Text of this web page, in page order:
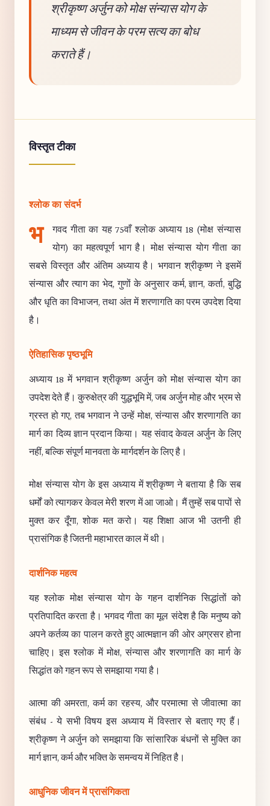
श्रीकृष्ण अर्जुन को मोक्ष संन्यास योग के
माध्यम से जीवन के परम सत्य का बोध
कराते हैं।
विस्तृत टीका
श्लोक का संदर्भ
भ
गवद गीता का यह 75वाँ श्लोक अध्याय 18 (मोक्ष संन्यास
योग) का महत्वपूर्ण भाग है। मोक्ष संन्यास योग गीता का
सबसे विस्तृत और अंतिम अध्याय है। भगवान श्रीकृष्ण ने इसमें
संन्यास और त्याग का भेद, गुणों के अनुसार कर्म, ज्ञान, कर्ता, बुद्धि
और धृति का विभाजन, तथा अंत में शरणागति का परम उपदेश दिया
है।
ऐतिहासिक पृष्ठभूमि
अध्याय 18 में भगवान श्रीकृष्ण अर्जुन को मोक्ष संन्यास योग का
उपदेश देते हैं। कुरुक्षेत्र की युद्धभूमि में, जब अर्जुन मोह और भ्रम से
ग्रस्त हो गए, तब भगवान ने उन्हें मोक्ष, संन्यास और शरणागति का
मार्ग का दिव्य ज्ञान प्रदान किया। यह संवाद केवल अर्जुन के लिए
नहीं, बल्कि संपूर्ण मानवता के मार्गदर्शन के लिए है।
मोक्ष संन्यास योग के इस अध्याय में श्रीकृष्ण ने बताया है कि सब
धर्मों को त्यागकर केवल मेरी शरण में आ जाओ। मैं तुम्हें सब पापों से
मुक्त कर दूँगा, शोक मत करो। यह शिक्षा आज भी उतनी ही
प्रासंगिक है जितनी महाभारत काल में थी।
दार्शनिक महत्व
यह श्लोक मोक्ष संन्यास योग के गहन दार्शनिक सिद्धांतों को
प्रतिपादित करता है। भगवद गीता का मूल संदेश है कि मनुष्य को
अपने कर्तव्य का पालन करते हुए आत्मज्ञान की ओर अग्रसर होना
चाहिए। इस श्लोक में मोक्ष, संन्यास और शरणागति का मार्ग के
सिद्धांत को गहन रूप से समझाया गया है।
आत्मा की अमरता, कर्म का रहस्य, और परमात्मा से जीवात्मा का
संबंध - ये सभी विषय इस अध्याय में विस्तार से बताए गए हैं।
श्रीकृष्ण ने अर्जुन को समझाया कि सांसारिक बंधनों से मुक्ति का
मार्ग ज्ञान, कर्म और भक्ति के समन्वय में निहित है।
आधुनिक जीवन में प्रासंगिकता